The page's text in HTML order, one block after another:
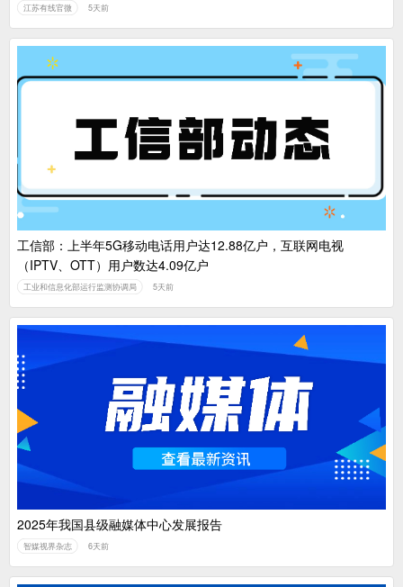
江苏有线官微 5天前
工信部：上半年5G移动电话用户达12.88亿户，互联网电视
（IPTV、OTT）用户数达4.09亿户
工业和信息化部运行监测协调局 5天前
2025年我国县级融媒体中心发展报告
智媒视界杂志 6天前